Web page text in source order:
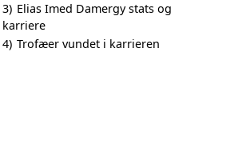
3) Elias Imed Damergy stats og
karriere
4) Trofæer vundet i karrieren